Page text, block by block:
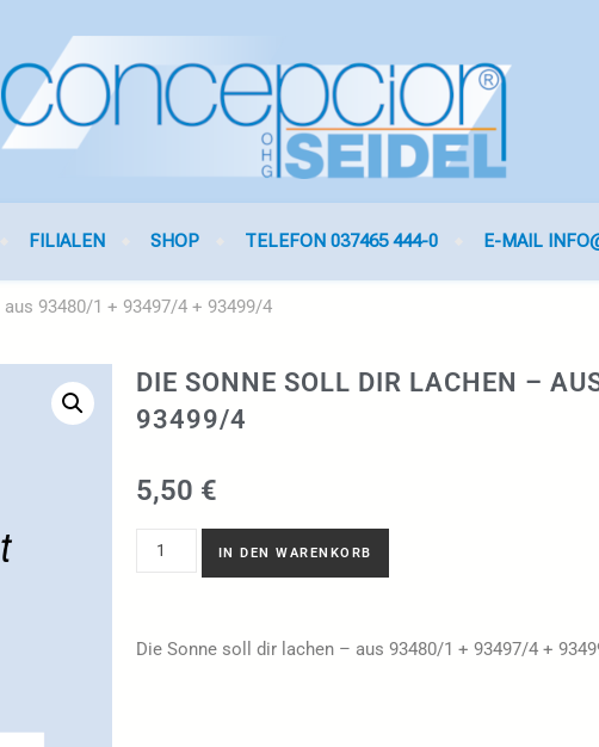
FILIALEN SHOP TELEFON 037465 444-0 E-MAIL
93480/1 + 93497/4 + 93499/4
DIE SONNE SOLL DIR LACHEN –
93499/4
5,50 €
IN DEN WARENKORB
Die Sonne soll dir lachen – aus 93480/1 + 93497/4 +